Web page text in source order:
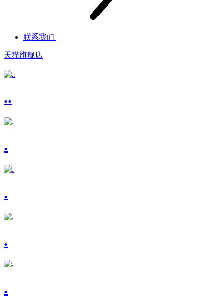
联系我们
天猫旗舰店
..
.
.
.
.